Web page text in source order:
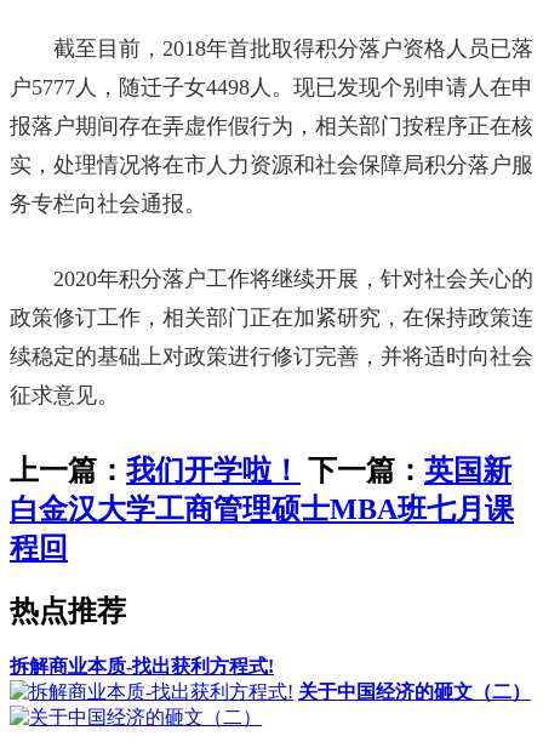
截至目前，2018年首批取得积分落户资格人员已落
户5777人，随迁子女4498人。现已发现个别申请人在申
报落户期间存在弄虚作假行为，相关部门按程序正在核
实，处理情况将在市人力资源和社会保障局积分落户服
务专栏向社会通报。
2020年积分落户工作将继续开展，针对社会关心的
政策修订工作，相关部门正在加紧研究，在保持政策连
续稳定的基础上对政策进行修订完善，并将适时向社会
征求意见。
上一篇： 我们开学啦！ 下一篇： 英国新
白金汉大学工商管理硕士MBA班七月课
程回
热点推荐
拆解商业本质-找出获利方程式!
关于中国经济的砸文（二）